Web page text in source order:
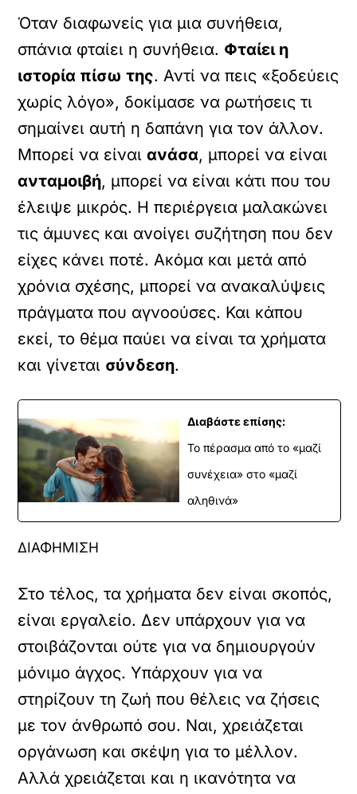
Όταν διαφωνείς για μια συνήθεια,
σπάνια φταίει η συνήθεια. Φταίει η
ιστορία πίσω της. Αντί να πεις «ξοδεύεις
χωρίς λόγο», δοκίμασε να ρωτήσεις τι
σημαίνει αυτή η δαπάνη για τον άλλον.
Μπορεί να είναιανάσα, μπορεί να είναι
ανταμοιβή, μπορεί να είναι κάτι που του
έλειψε μικρός. Η περιέργεια μαλακώνει
τις άμυνες και ανοίγει συζήτηση που δεν
είχες κάνει ποτέ. Ακόμα και μετά από
χρόνια σχέσης, μπορεί να ανακαλύψεις
πράγματα που αγνοούσες. Και κάπου
εκεί, το θέμα παύει να είναι τα χρήματα
και γίνεται σύνδεση.
Διαβάστε επίσης:
Το πέρασμα από το «μαζί
συνέχεια» στο «μαζί
αληθινά»
ΔΙΑΦΗΜΙΣΗ
Στο τέλος, τα χρήματα δεν είναι σκοπός,
είναι εργαλείο. Δεν υπάρχουν για να
στοιβάζονται ούτε για να δημιουργούν
μόνιμο άγχος. Υπάρχουν για να
στηρίζουν τη ζωή που θέλεις να ζήσεις
με τον άνθρωπό σου. Ναι, χρειάζεται
οργάνωση και σκέψη για το μέλλον.
Αλλά χρειάζεται και η ικανότητα να